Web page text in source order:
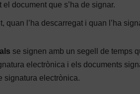
document que s’ha de signar.
l’ha descarregat i quan l’ha
se signen amb un segell de temps
electrònica i els documents
signatura electrònica.